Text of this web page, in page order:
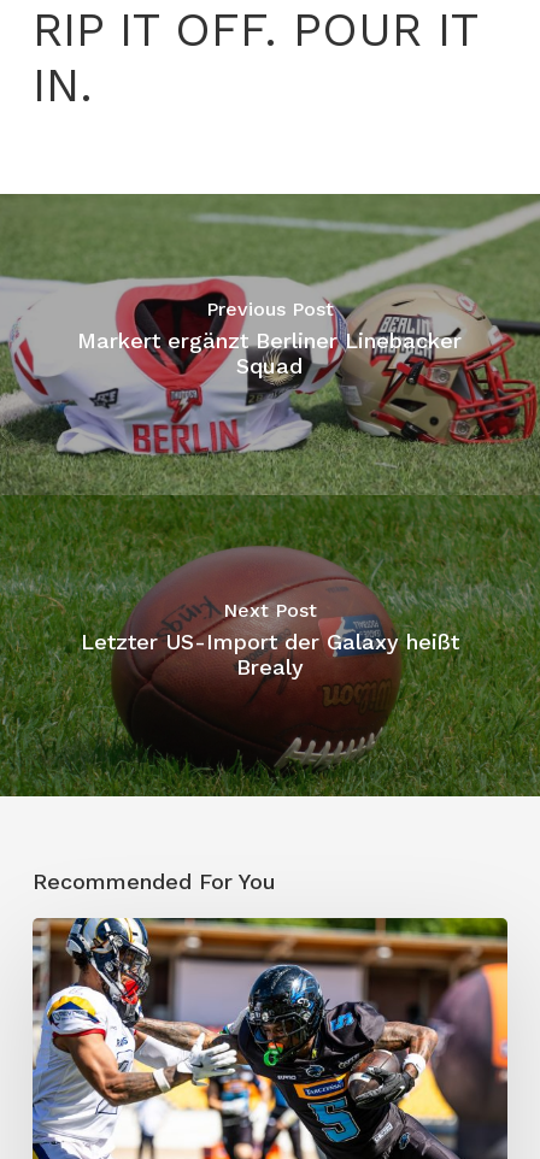
RIP IT OFF. POUR IT
IN.
Previous Post
Markert ergänzt Berliner Linebacker
Squad
Next Post
Letzter US-Import der Galaxy heißt
Brealy
Recommended For You
Panthers
Wroclaw
bestrafen
jeden
Fehler